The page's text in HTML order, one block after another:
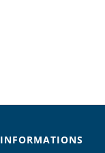
INFORMATIONS